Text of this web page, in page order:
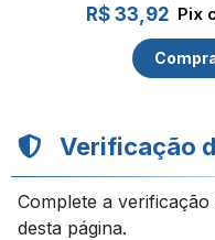
R$ 33,92 Pix
Verificação
Complete a
desta página.